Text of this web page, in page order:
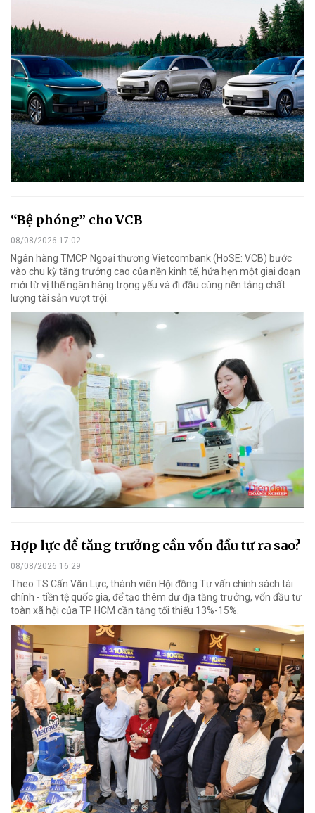
“Bệ phóng” cho VCB
08/08/2026 17:02
Ngân hàng TMCP Ngoại thương Vietcombank (HoSE: VCB) bước
vào chu kỳ tăng trưởng cao của nền kinh tế, hứa hẹn một giai đoạn
mới từ vị thế ngân hàng trọng yếu và đi đầu cùng nền tảng chất
lượng tài sản vượt trội.
Hợp lực để tăng trưởng cần vốn đầu tư ra sao?
08/08/2026 16:29
Theo TS Cấn Văn Lực, thành viên Hội đồng Tư vấn chính sách tài
chính - tiền tệ quốc gia, để tạo thêm dư địa tăng trưởng, vốn đầu tư
toàn xã hội của TP HCM cần tăng tối thiểu 13%-15%.